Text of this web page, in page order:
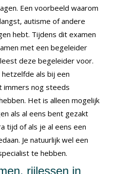
Een voorbeeld waarom
autisme of andere
hebt. Tijdens dit examen
met een begeleider
deze begeleider voor.
als bij een
immers nog steeds
Het is alleen mogelijk
als al eens bent gezakt
tijd of als je al eens een
Je natuurlijk wel een
te hebben.
rijlessen in